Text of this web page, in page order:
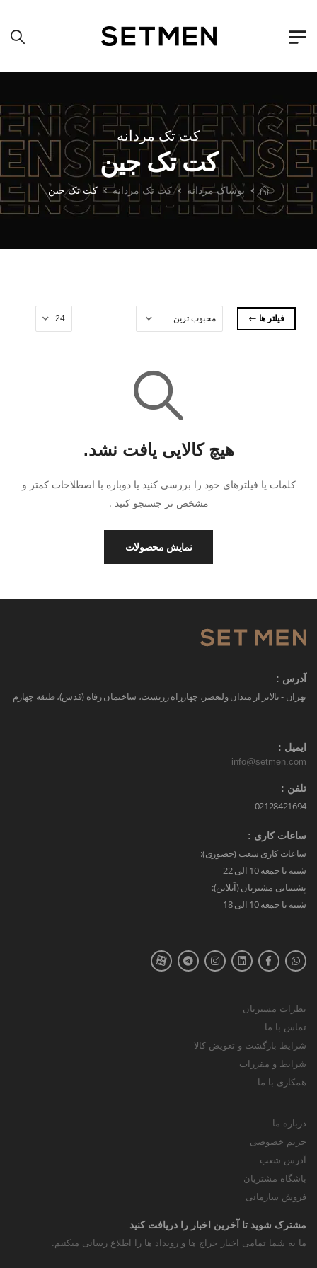
کت تک مردانه
کت تک جین
پوشاک مردانه کت تک مردانه کت تک جین
فیلتر ها
هیچ کالایی یافت نشد.
کلمات یا فیلترهای خود را بررسی کنید یا دوباره با اصطلاحات کمتر و
مشخص تر جستجو کنید .
نمایش محصولات
آدرس :
تهران - بالاتر از میدان ولیعصر، چهارراه زرتشت، ساختمان رفاه (قدس)، طبقه چهارم
ایمیل :
info@setmen.com
تلفن :
02128421694
ساعات کاری :
ساعات کاری شعب (حضوری):
شنبه تا جمعه 10 الی 22
پشتیبانی مشتریان (آنلاین):
شنبه تا جمعه 10 الی 18
نظرات مشتریان
تماس با ما
شرایط بازگشت و تعویض کالا
شرایط و مقررات
همکاری با ما
درباره ما
حریم خصوصی
آدرس شعب
باشگاه مشتریان
فروش سازمانی
مشترک شوید تا آخرین اخبار را دریافت کنید
ما به شما تمامی اخبار حراج ها و رویداد ها را اطلاع رسانی میکنیم.